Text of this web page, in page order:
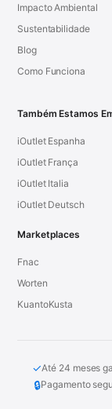
Impacto Ambiental
Sustentabilidade
Blog
Como Funciona
Também Estamos
iOutlet Espanha
iOutlet França
iOutlet Italia
iOutlet Deutsch
Marketplaces
Fnac
Worten
KuantoKusta
✓Até 24 meses
🔒Pagamento